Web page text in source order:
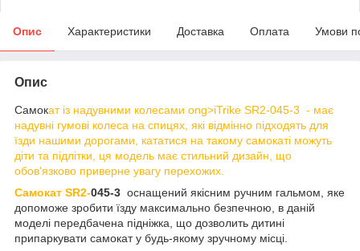
Опис Характеристики Доставка Оплата Умови
Опис
Самокат із надувними колесами ong>iTrike SR2-045-3 - має
надувні гумові колеса на спицях, які відмінно підходять для
їзди нашими дорогами, кататися на такому самокаті можуть
діти та підлітки, ця модель має стильний дизайн, що
обов'язково приверне увагу перехожих.
Самокат SR2-045-3 оснащений якісним ручним гальмом, яке
допоможе зробити їзду максимально безпечною, в даній
моделі передбачена підніжка, що дозволить дитині
припаркувати самокат у будь-якому зручному місці.